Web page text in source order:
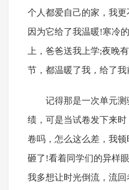
个人都爱自己的家，我更
因为它给了我温暖!寒冷
上，爸爸送我上学;夜晚
节，都温暖了我，给了
记得那是一次单元
绩，可是当试卷发下来
卷吗，怎么这么差，我
砸了!看着同学们的异样
我多想让时光倒流，流